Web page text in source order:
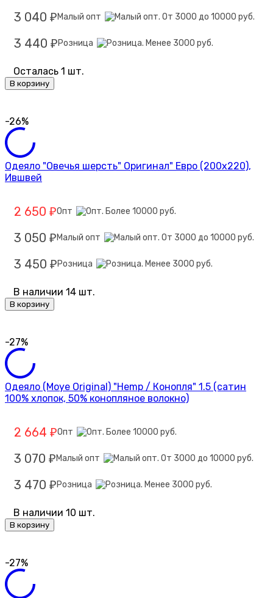
3 040 ₽ Малый опт
3 440 ₽ Розница
Осталась 1 шт.
В корзину
-26%
Одеяло "Овечья шерсть" Оригинал" Евро (200х220),
Ившвей
2 650 ₽Опт
3 050 ₽ Малый опт
3 450 ₽ Розница
В наличии 14 шт.
В корзину
-27%
Одеяло (Moye Original) "Hemp / Конопля" 1.5 (сатин
100% хлопок, 50% конопляное волокно)
2 664 ₽Опт
3 070 ₽ Малый опт
3 470 ₽ Розница
В наличии 10 шт.
В корзину
-27%